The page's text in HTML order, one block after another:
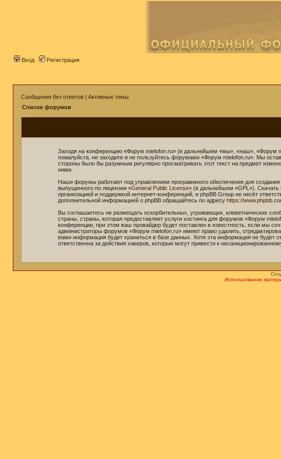
Вход Регистрация
Сообщения без ответов | Активные темы
Список форумов
Заходя на конференцию «Форум mielofon.ru» (в дальнейшем «мы», «наш», «Форум
пожалуйста, не заходите и не пользуйтесь форумами «Форум mielofon.ru». Мы
стороны было бы разумным регулярно просматривать этот текст на предмет
ними.
Наши форумы работают под управлением программного обеспечения для
выпущенного по лицензии «General Public License» (в дальнейшем «GPL»). Скачать
организацией и поддержкой интернет-конференций, и phpBB Group не несёт
дополнительной информацией о phpBB обращайтесь по адресу https://
Вы соглашаетесь не размещать оскорбительных, угрожающих, клеветнических
страны, страны, которая предоставляет услуги хостинга для форумов «Форум
конференции, при этом ваш провайдер будет поставлен в известность, если мы
администраторы форумов «Форум mielofon.ru» имеют право удалить,
вами информация будет храниться в базе данных. Хотя эта информация не будет
ответственна за действия хакеров, которые могут привести к
Использование